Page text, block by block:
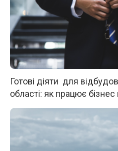
Готові діяти для
області: як працює